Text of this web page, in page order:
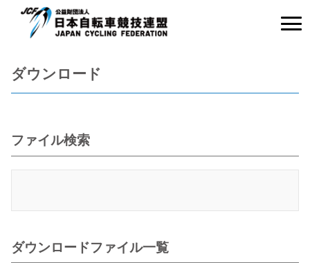
ダウンロード
ファイル検索
ダウンロードファイル一覧